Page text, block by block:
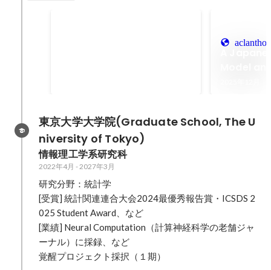
東京大学大学院(Graduate School, The U
niversity of Tokyo)
情報理工学系研究科
2022年4月 -2027年3月
研究分野：統計学
[受賞] 統計関連連合大会2024最優秀報告賞・ICSDS 2
025 Student Award、など
[業績] Neural Computation（計算神経科学の老舗ジャ
ーナル）に採録、など
覚醒プロジェクト採択（１期）